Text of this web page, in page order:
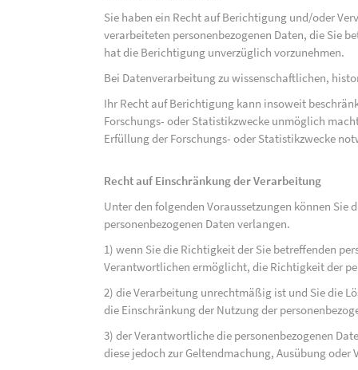
Sie haben ein Recht auf Berichtigung und/oder
verarbeiteten personenbezogenen Daten, die Sie
hat die Berichtigung unverzüglich vorzunehmen.
Bei Datenverarbeitung zu wissenschaftlichen,
Ihr Recht auf Berichtigung kann insoweit
Forschungs- oder Statistikzwecke unmöglich
Erfüllung der Forschungs- oder Statistikzwecke
Recht auf Einschränkung der Verarbeitung
Unter den folgenden Voraussetzungen können
personenbezogenen Daten verlangen.
1) wenn Sie die Richtigkeit der Sie betreffenden
Verantwortlichen ermöglicht, die Richtigkeit der
2) die Verarbeitung unrechtmäßig ist und Sie die
die Einschränkung der Nutzung der
3) der Verantwortliche die personenbezogenen
diese jedoch zur Geltendmachung, Ausübung